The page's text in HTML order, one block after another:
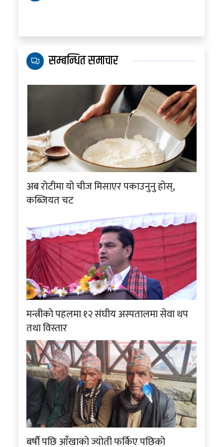
सम्बन्धित समाचार
अब रोटीमा यो चीज मिसाएर पकाउनुनु होस्,
कब्जियत चट
मन्त्रीको पहलमा १२ संघीय अस्पतालमा सेवा थप
तथा विस्तार
बर्षौ पछि आँखाको ज्योती फर्किए पछिको